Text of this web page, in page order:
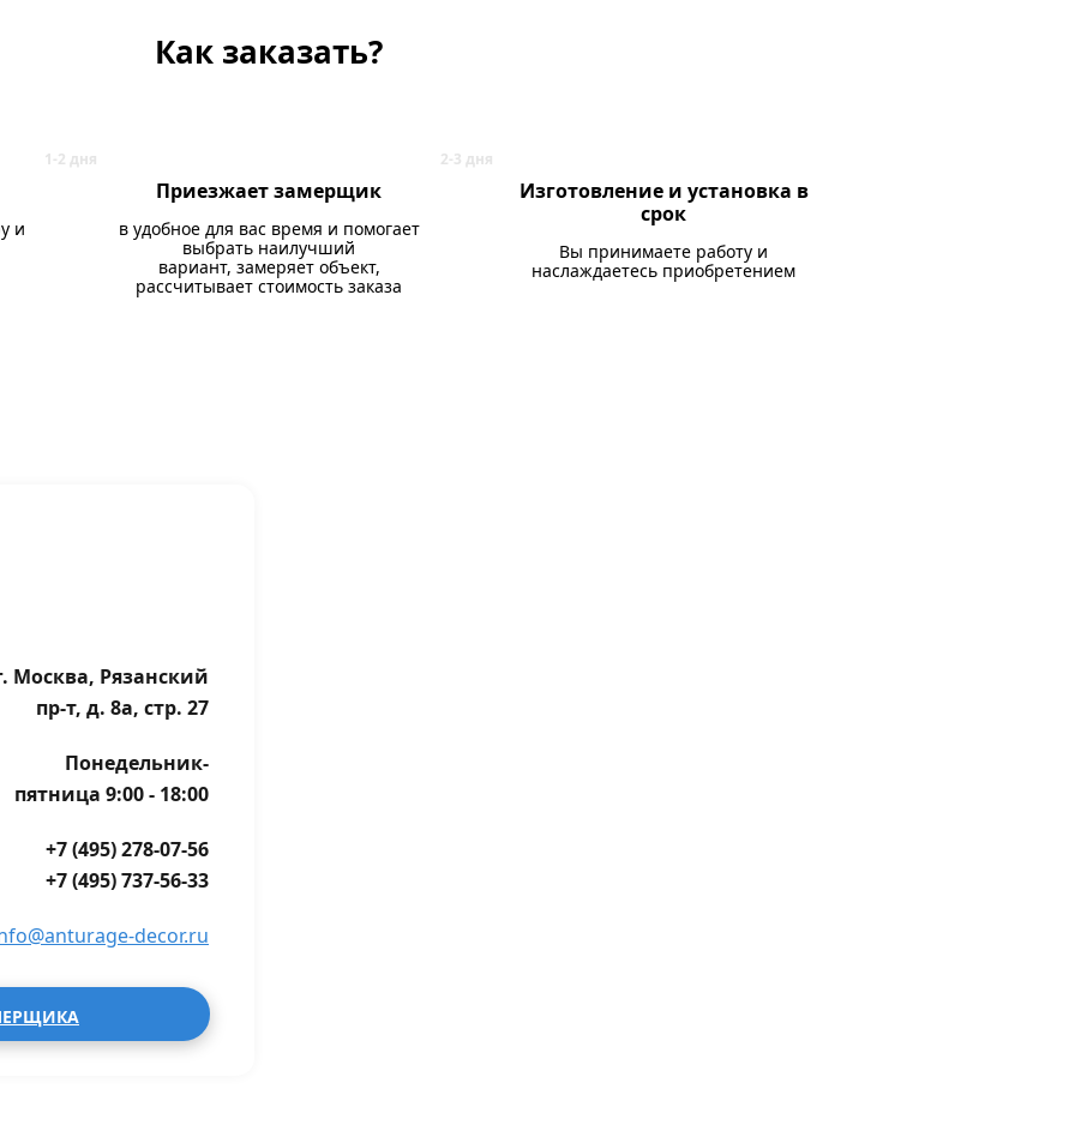
Как заказать?
и
Приезжает замерщик
в удобное для вас время и помогает
выбрать наилучший
вариант, замеряет объект,
рассчитывает стоимость заказа
Изготовление и установка в
срок
Вы принимаете работу и
наслаждаетесь приобретением
Москва, Рязанский
пр-т, д. 8а, стр. 27
Понедельник-
пятница 9:00 - 18:00
+7 (495) 278-07-56
+7 (495) 737-56-33
decor.ru